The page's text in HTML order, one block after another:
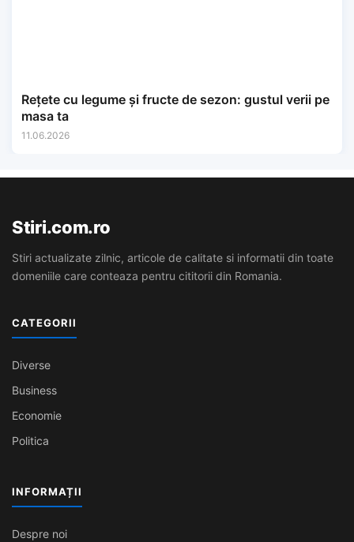
Rețete cu legume și fructe de sezon: gustul verii pe
masa ta
11.06.2026
Stiri.com.ro
Stiri actualizate zilnic, articole de calitate si informatii din toate
domeniile care conteaza pentru cititorii din Romania.
CATEGORII
Diverse
Business
Economie
Politica
INFORMAȚII
Despre noi